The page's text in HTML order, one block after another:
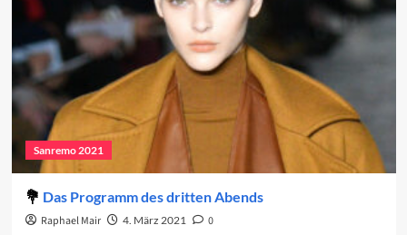
Sanremo 2021
Das Programm des dritten Abends
Raphael Mair 4. März 2021
0